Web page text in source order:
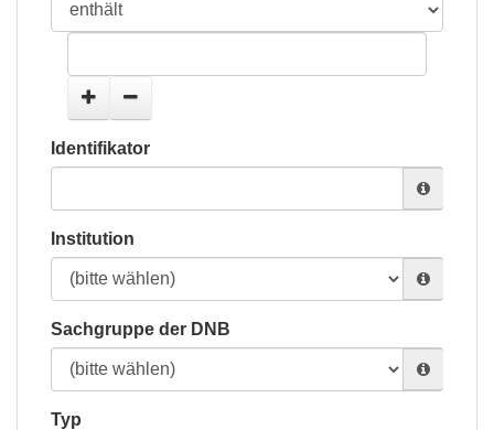
Identifikator
Institution
Sachgruppe der DNB
Typ